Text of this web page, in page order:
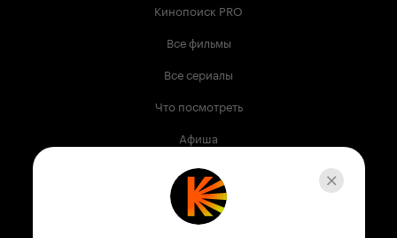
Кинопоиск PRO
Все фильмы
Все сериалы
Что посмотреть
Афиша
Музыка
Телепрограмма